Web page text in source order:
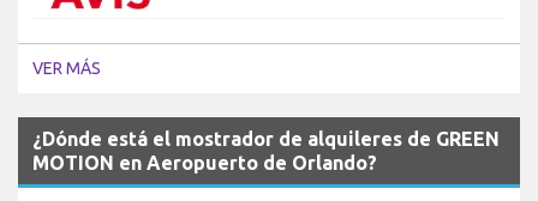
VER MÁS
¿Dónde está el mostrador de alquileres de GREEN
MOTION en Aeropuerto de Orlando?